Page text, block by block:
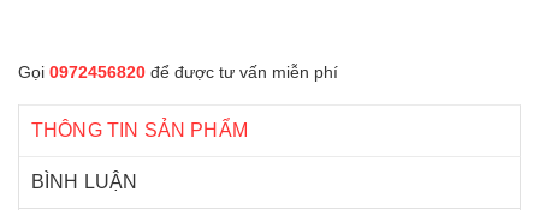
Gọi 0972456820 để được tư vấn miễn phí
THÔNG TIN SẢN PHẨM
BÌNH LUẬN